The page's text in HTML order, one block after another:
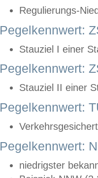
Regulierungs-
Pegelkennwert:
Stauziel I einer
Pegelkennwert:
Stauziel II einer
Pegelkennwert:
Pegelkennwert:
niedrigster